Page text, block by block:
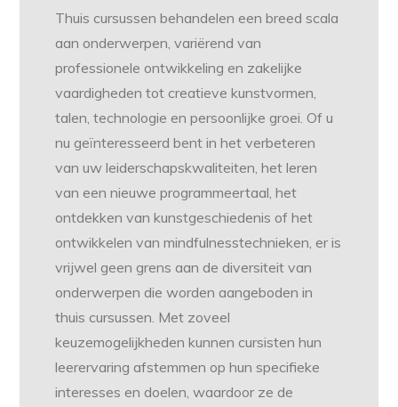
Thuis cursussen behandelen een breed scala
aan onderwerpen, variërend van
professionele ontwikkeling en zakelijke
vaardigheden tot creatieve kunstvormen,
talen, technologie en persoonlijke groei. Of u
nu geïnteresseerd bent in het verbeteren
van uw leiderschapskwaliteiten, het leren
van een nieuwe programmeertaal, het
ontdekken van kunstgeschiedenis of het
ontwikkelen van mindfulnesstechnieken, er is
vrijwel geen grens aan de diversiteit van
onderwerpen die worden aangeboden in
thuis cursussen. Met zoveel
keuzemogelijkheden kunnen cursisten hun
leerervaring afstemmen op hun specifieke
interesses en doelen, waardoor ze de